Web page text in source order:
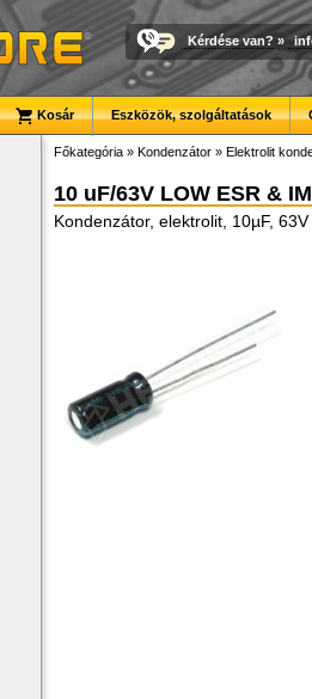
Kérdése van? »
Kosár Eszközök, szolgáltatások
Főkategória » Kondenzátor » Elektrolit
10 uF/63V LOW ESR &
Kondenzátor, elektrolit, 10µF,